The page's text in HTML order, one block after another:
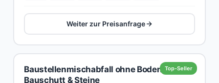
Weiter zur Preisanfrage
Top-Seller
Baustellenmischabfall ohne Boden,
Bauschutt & Steine